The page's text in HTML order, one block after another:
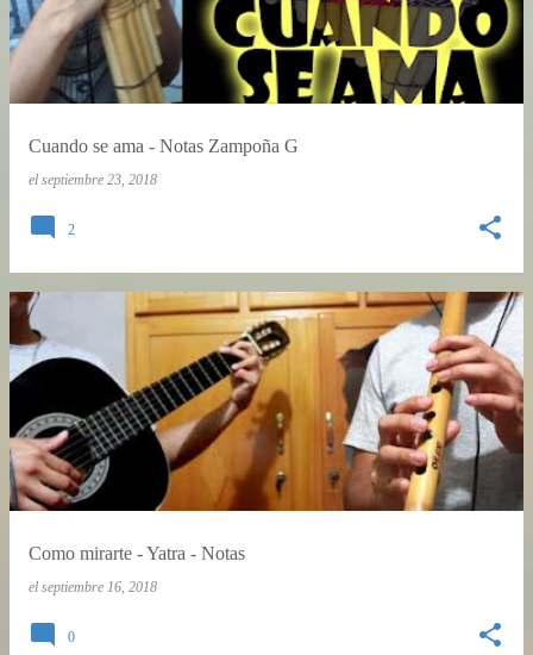
Cuando se ama - Notas Zampoña G
el septiembre 23, 2018
2
Como mirarte - Yatra - Notas
el septiembre 16, 2018
0